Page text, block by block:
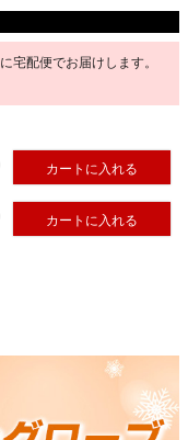
に宅配便でお届けします。
カートに入れる
カートに入れる